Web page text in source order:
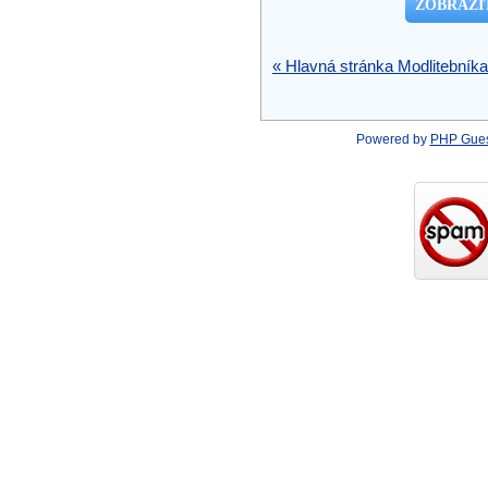
« Hlavná stránka Modlitebníka
Powered by PHP